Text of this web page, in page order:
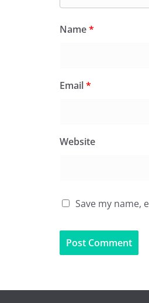
Name*
Email*
Website
Save my name,